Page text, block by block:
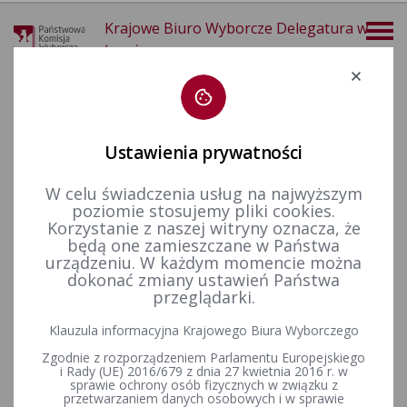
Krajowe Biuro Wyborcze Delegatura w
Łomży
Wybory Prezydenta Rzeczypospolitej Polskiej Wybory Prezydenta RP w 2025 r. Informacje ogólne
Obwieszczenie Państwowej Komisji Wyborczej z dnia 23
Rzeczypospolitej Polskiej w wyborach zarządzonych na dzień
18 maja 2025 r.
Ustawienia prywatności
W celu świadczenia usług na najwyższym
poziomie stosujemy pliki cookies.
Korzystanie z naszej witryny oznacza, że
będą one zamieszczane w Państwa
urządzeniu. W każdym momencie można
dokonać zmiany ustawień Państwa
przeglądarki.
Klauzula informacyjna Krajowego Biura Wyborczego
Zgodnie z rozporządzeniem Parlamentu Europejskiego
i Rady (UE) 2016/679 z dnia 27 kwietnia 2016 r. w
sprawie ochrony osób fizycznych w związku z
przetwarzaniem danych osobowych i w sprawie